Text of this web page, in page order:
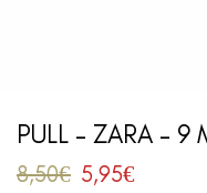
PULL – ZARA – 9
8,50€ 5,95€